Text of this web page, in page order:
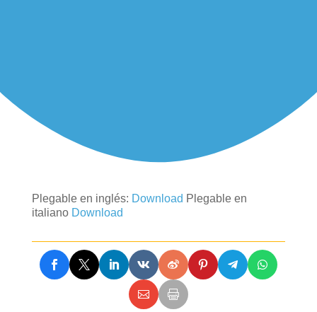
Plegable en inglés: Download Plegable en
italiano Download